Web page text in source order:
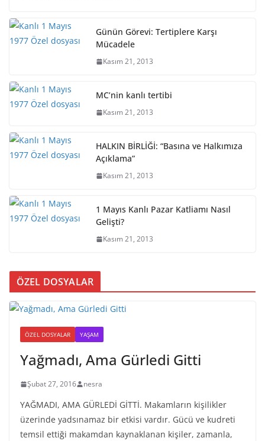
Günün Görevi: Tertiplere Karşı
Mücadele
Kasım 21, 2013
MC’nin kanlı tertibi
Kasım 21, 2013
HALKIN BİRLİĞİ: “Basına ve Halkımıza
Açıklama”
Kasım 21, 2013
1 Mayıs Kanlı Pazar Katliamı Nasıl
Gelişti?
Kasım 21, 2013
ÖZEL DOSYALAR
ÖZEL DOSYALAR YAŞAM
Yağmadı, Ama Gürledi Gitti
Şubat 27, 2016 nesra
YAĞMADI, AMA GÜRLEDİ GİTTİ. Makamların kişilikler
üzerinde yadsınamaz bir etkisi vardır. Gücü ve kudreti
temsil ettiği makamdan kaynaklanan kişiler, zamanla,